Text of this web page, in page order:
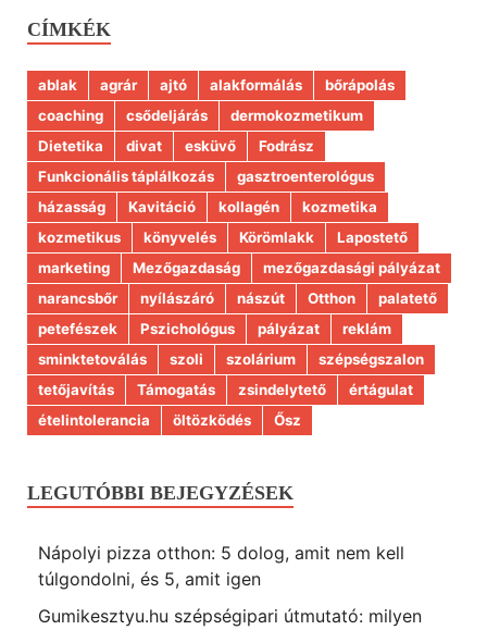
CÍMKÉK
ablak agrár ajtó alakformálás
bőrápolás
coaching
csődeljárás
dermokozmetikum
Dietetika
divat esküvő
Fodrász
Funkcionális táplálkozás
gasztroenterológus
házasság
Kavitáció kollagén
kozmetika
kozmetikus
könyvelés Körömlakk
Lapostető
marketing
Mezőgazdaság
mezőgazdasági pályázat
narancsbőr
nyílászáró nászút Otthon
palatető
petefészek
Pszichológus pályázat
reklám
sminktetoválás
szoli szolárium
szépségszalon
tetőjavítás
Támogatás zsindelytető
értágulat
ételintolerancia
öltözködés Ősz
LEGUTÓBBI BEJEGYZÉSEK
Nápolyi pizza otthon: 5 dolog, amit nem kell
túlgondolni, és 5, amit igen
Gumikesztyu.hu szépségipari útmutató: milyen